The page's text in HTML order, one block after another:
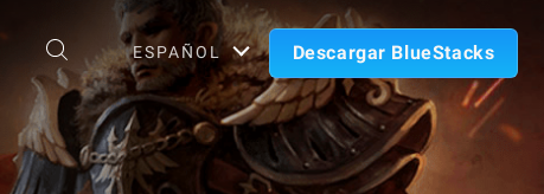
ESPAÑOL Descargar BlueStacks